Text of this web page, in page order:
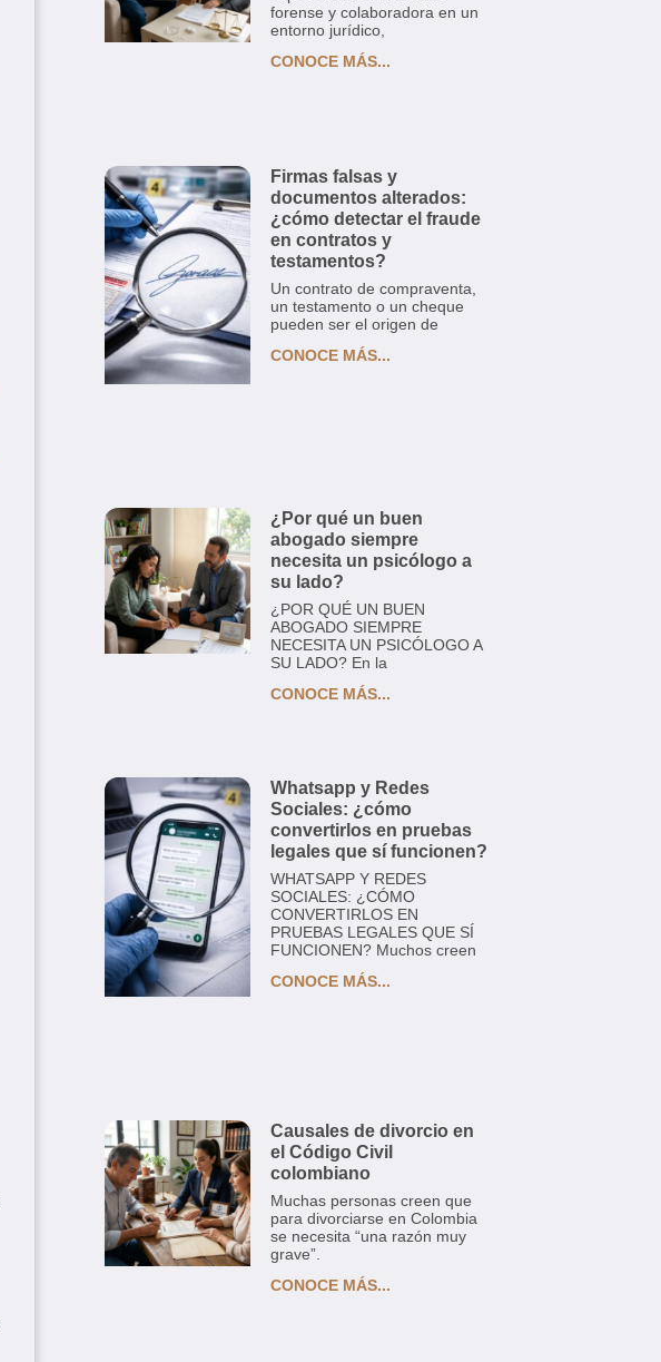
forense y colaboradora en un
entorno jurídico,
CONOCE MÁS...
Firmas falsas y
documentos alterados:
¿cómo detectar el fraude
en contratos y
testamentos?
Un contrato de compraventa,
un testamento o un cheque
pueden ser el origen de
CONOCE MÁS...
¿Por qué un buen
abogado siempre
necesita un psicólogo a
su lado?
¿POR QUÉ UN BUEN
ABOGADO SIEMPRE
NECESITA UN PSICÓLOGO A
SU LADO? En la
CONOCE MÁS...
Whatsapp y Redes
Sociales: ¿cómo
convertirlos en pruebas
legales que sí funcionen?
WHATSAPP Y REDES
SOCIALES: ¿CÓMO
CONVERTIRLOS EN
PRUEBAS LEGALES QUE SÍ
FUNCIONEN? Muchos creen
CONOCE MÁS...
Causales de divorcio en
el Código Civil
colombiano
Muchas personas creen que
para divorciarse en Colombia
se necesita “una razón muy
grave”.
CONOCE MÁS...